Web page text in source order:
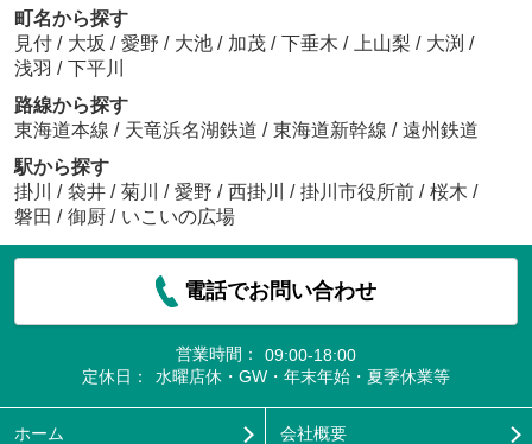
町名から探す
見付 / 大坂 / 愛野 / 大池 / 加茂 / 下垂木 / 上山梨 / 大渕 /
浅羽 / 下平川
路線から探す
東海道本線 / 天竜浜名湖鉄道 / 東海道新幹線 / 遠州鉄道
駅から探す
掛川
/ 袋井 / 菊川 / 愛野 / 西掛川 / 掛川市役所前 / 桜木 /
磐田 / 御厨 / いこいの広場
電話でお問い合わせ
営業時間：
09:00-18:00
定休日：
水曜店休・GW・年末年始・夏季休業等
ホーム 会社概要